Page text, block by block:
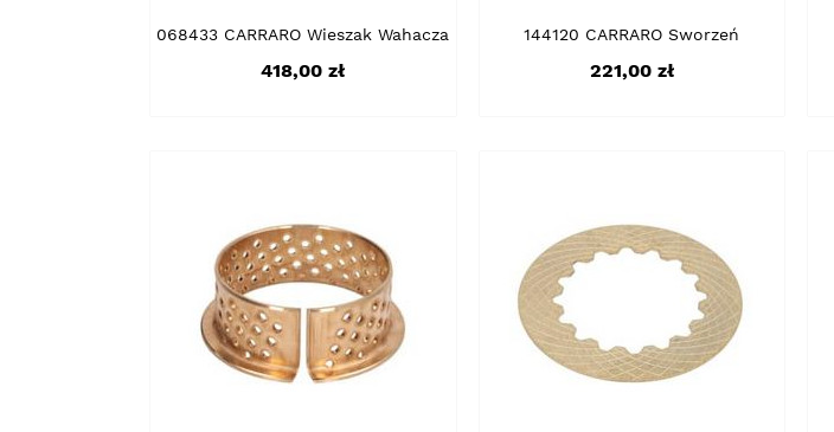
068433 CARRARO Wieszak Wahacza
Cena
418,00 zł
144120 CARRARO Sworzeń
Cena
221,00 zł